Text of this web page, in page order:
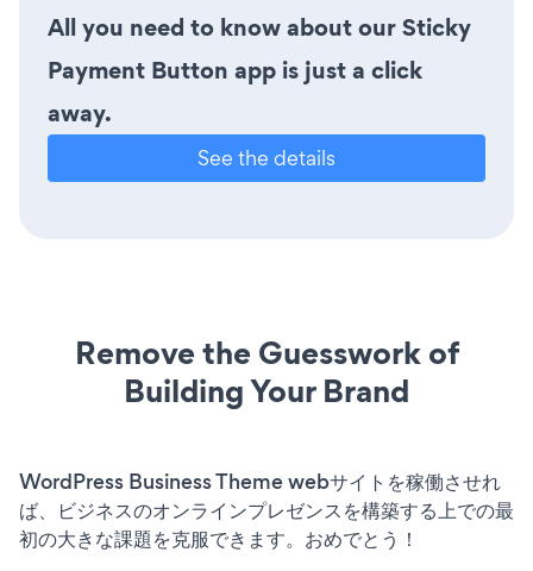
All you need to know about our Sticky
Payment Button app is just a click
away.
See the details
Remove the Guesswork of
Building Your Brand
WordPress Business Theme webサイトを稼働させれ
ば、ビジネスのオンラインプレゼンスを構築する上での最
初の大きな課題を克服できます。おめでとう！